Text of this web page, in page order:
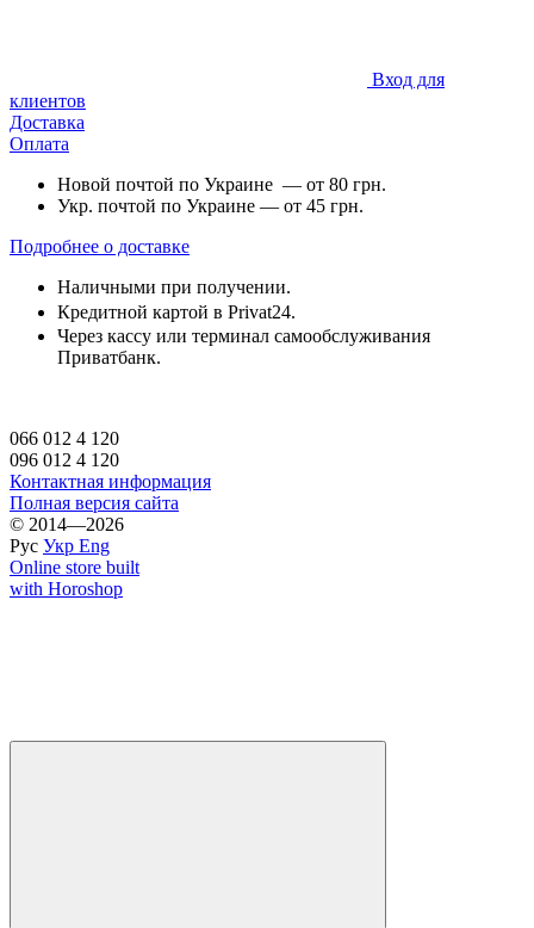
Вход для
клиентов
Доставка
Оплата
Новой почтой по Украине — от 80 грн.
Укр. почтой по Украине — от 45 грн.
Подробнее о доставке
Наличными при получении.
Кредитной картой в Privat24.
Через кассу или терминал самообслуживания
Приватбанк.
066 012 4 120
096 012 4 120
Контактная информация
Полная версия сайта
© 2014—2026
Рус Укр Eng
Online store built
with Horoshop